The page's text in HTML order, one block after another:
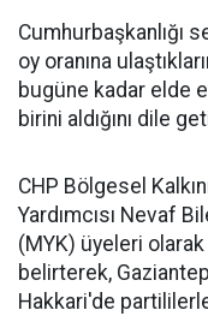
Cumhurbaşkanlığı
oy oranına
bugüne kadar elde
birini aldığını dile
CHP Bölgesel
Yardımcısı Nevaf
(MYK) üyeleri
belirterek,
Hakkari'de